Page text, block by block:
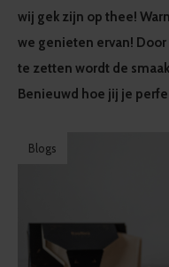
wij gek zijn op thee!
we genieten ervan!
te zetten wordt de
Benieuwd hoe jij je
Blogs